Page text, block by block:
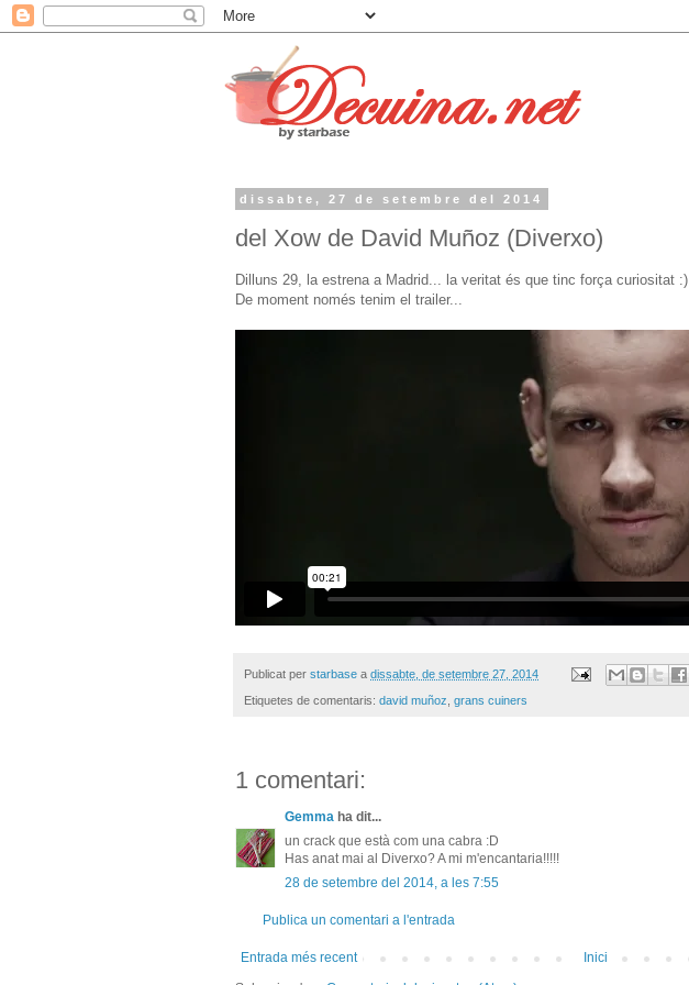
dissabte, 27 de setembre del 2014
del Xow de David Muñoz (Diverxo)
Dilluns 29, la estrena a Madrid... la veritat és que tinc força curiositat :)
De moment només tenim el trailer...
Publicat per starbase a dissabte, de setembre 27, 2014
Etiquetes de comentaris: david muñoz grans cuiners
1 comentari:
Gemma ha dit...
un crack que està com una cabra :D
Has anat mai al Diverxo? A mi m'encantaria!!!!!
28 de setembre del 2014, a les 7:55
Publica un comentari a l'entrada
Entrada més recent
Inici